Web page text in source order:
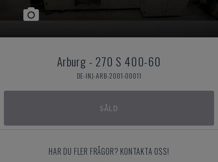
Arburg - 270 S 400-60
DE-INJ-ARB-2001-00011
SÅLD
HAR DU FLER FRÅGOR? KONTAKTA OSS!